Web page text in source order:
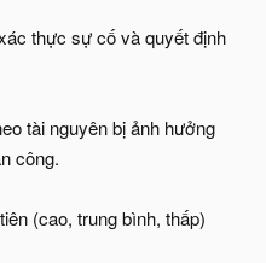
thực sự cố và quyết định
tài nguyên bị ảnh hưởng
công.
(cao, trung bình, thấp)